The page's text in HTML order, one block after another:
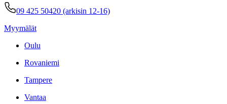
09 425 50420 (arkisin 12-16)
Myymälät
Oulu
Rovaniemi
Tampere
Vantaa